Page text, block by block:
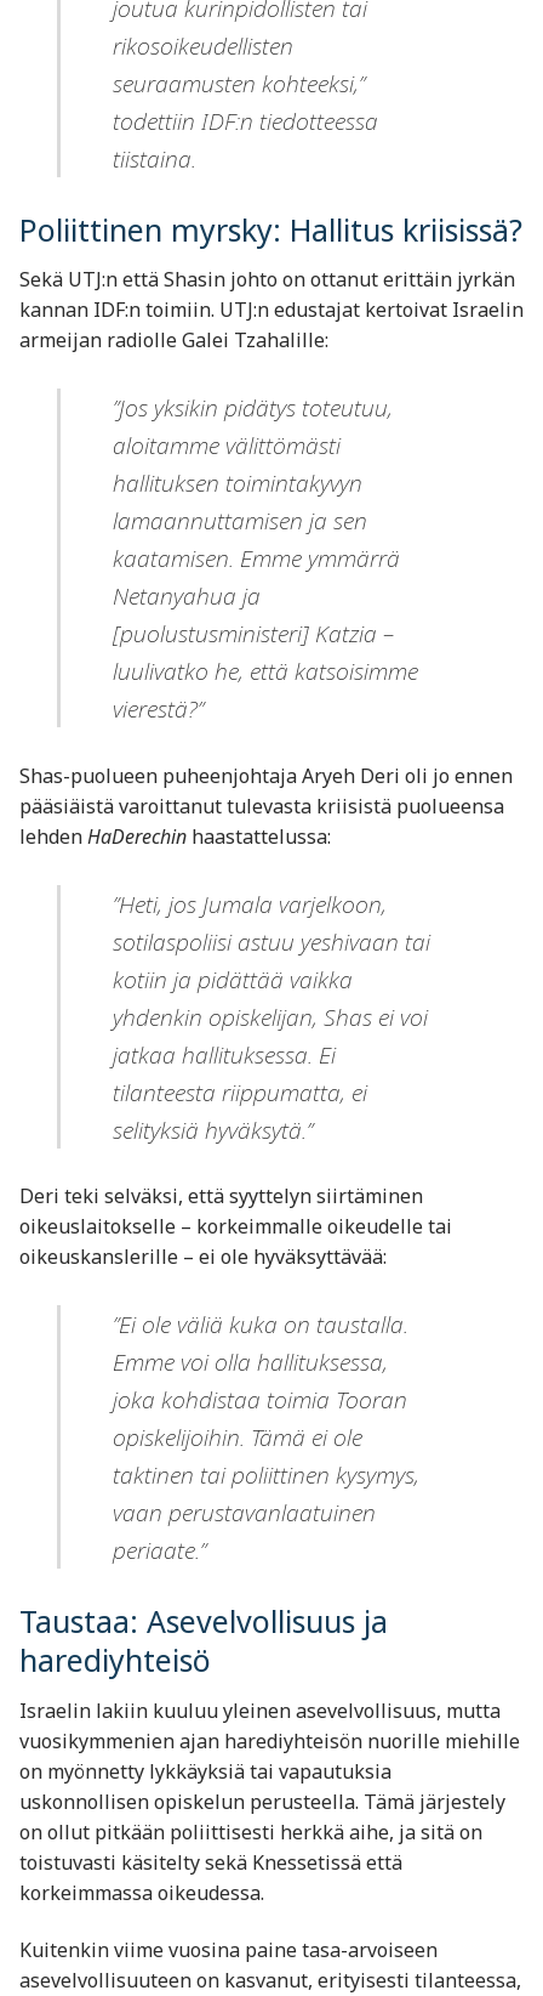
joutua kurinpidollisten tai
rikosoikeudellisten
seuraamusten kohteeksi,”
todettiin IDF:n tiedotteessa
tiistaina.
Poliittinen myrsky: Hallitus kriisissä?
Sekä UTJ:n että Shasin johto on ottanut erittäin jyrkän
kannan IDF:n toimiin. UTJ:n edustajat kertoivat Israelin
armeijan radiolle Galei Tzahalille:
”Jos yksikin pidätys toteutuu,
aloitamme välittömästi
hallituksen toimintakyvyn
lamaannuttamisen ja sen
kaatamisen. Emme ymmärrä
Netanyahua ja
[puolustusministeri] Katzia –
luulivatko he, että katsoisimme
vierestä?”
Shas-puolueen puheenjohtaja Aryeh Deri oli jo ennen
pääsiäistä varoittanut tulevasta kriisistä puolueensa
lehdenHaDerechin haastattelussa:
”Heti, jos Jumala varjelkoon,
sotilaspoliisi astuu yeshivaan tai
kotiin ja pidättää vaikka
yhdenkin opiskelijan, Shas ei voi
jatkaa hallituksessa. Ei
tilanteesta riippumatta, ei
selityksiä hyväksytä.”
Deri teki selväksi, että syyttelyn siirtäminen
oikeuslaitokselle – korkeimmalle oikeudelle tai
oikeuskanslerille – ei ole hyväksyttävää:
”Ei ole väliä kuka on taustalla.
Emme voi olla hallituksessa,
joka kohdistaa toimia Tooran
opiskelijoihin. Tämä ei ole
taktinen tai poliittinen kysymys,
vaan perustavanlaatuinen
periaate.”
Taustaa: Asevelvollisuus ja
harediyhteisö
Israelin lakiin kuuluu yleinen asevelvollisuus, mutta
vuosikymmenien ajan harediyhteisön nuorille miehille
on myönnetty lykkäyksiä tai vapautuksia
uskonnollisen opiskelun perusteella. Tämä järjestely
on ollut pitkään poliittisesti herkkä aihe, ja sitä on
toistuvasti käsitelty sekä Knessetissä että
korkeimmassa oikeudessa.
Kuitenkin viime vuosina paine tasa-arvoiseen
asevelvollisuuteen on kasvanut, erityisesti tilanteessa,